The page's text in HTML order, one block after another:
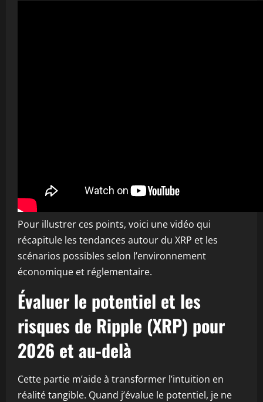
Pour illustrer ces points, voici une vidéo qui
récapitule les tendances autour du XRP et les
scénarios possibles selon l’environnement
économique et réglementaire.
Évaluer le potentiel et les
risques de Ripple (XRP) pour
2026 et au-delà
Cette partie m’aide à transformer l’intuition en
réalité tangible. Quand j’évalue le potentiel, je ne